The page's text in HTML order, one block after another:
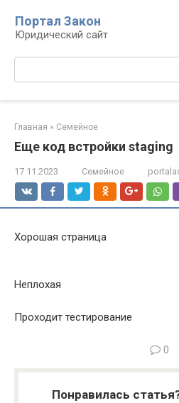
контенту
Портал Закон
Юридический сайт
Главная » Семейное
Еще код встройки staging
17.11.2023 Семейное
Хорошая страница
Неплохая
Проходит тестирование
0
Понравилась